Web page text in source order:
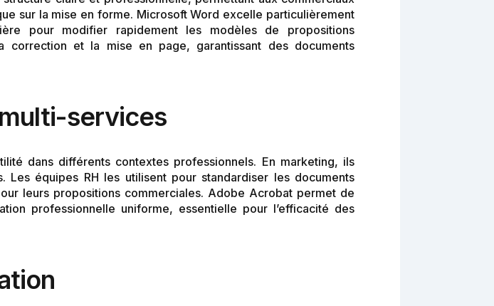
sur la mise en forme. Microsoft Word excelle particulièrement
pour modifier rapidement les modèles de propositions
correction et la mise en page, garantissant des documents
services
dans différents contextes professionnels. En marketing, ils
équipes RH les utilisent pour standardiser les documents
leurs propositions commerciales. Adobe Acrobat permet de
professionnelle uniforme, essentielle pour l’efficacité des